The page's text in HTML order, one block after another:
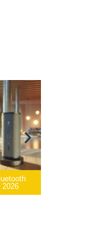
Bedste infrarøde
varmepude 2026